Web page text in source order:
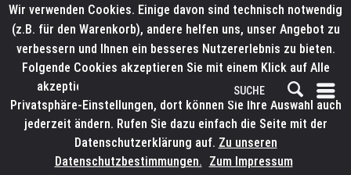
ÜBERSICHT ERSATZTEILE
Wir verwenden Cookies. Einige davon sind technisch notwendig
(z.B. für den Warenkorb), andere helfen uns, unser Angebot zu
verbessern und Ihnen ein besseres Nutzererlebnis zu bieten.
Folgende Cookies akzeptieren Sie mit einem Klick auf Alle
akzeptieren. Weitere Informationen finden Sie in den
Privatsphäre-Einstellungen, dort können Sie Ihre Auswahl auch
jederzeit ändern. Rufen Sie dazu einfach die Seite mit der
Datenschutzerklärung auf. Zu unseren
Datenschutzbestimmungen. Zum Impressum